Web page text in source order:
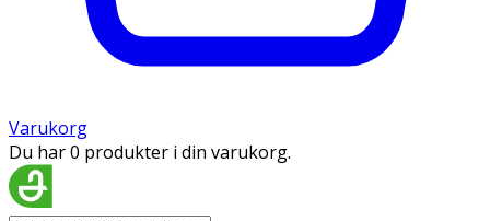
Varukorg
Du har 0 produkter i din varukorg.